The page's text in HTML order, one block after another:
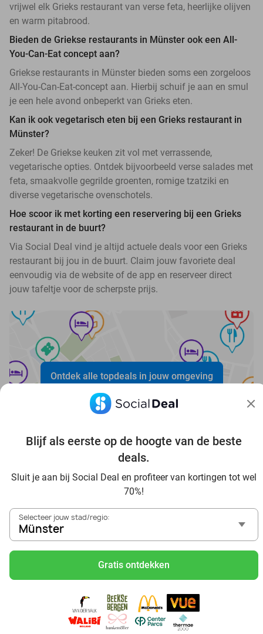
Blijf als eerste op de hoogte van de beste
deals.
Sluit je aan bij Social Deal en profiteer van kortingen tot wel
70%!
Selecteer jouw stad/regio:
Münster
Gratis ontdekken
vrijwel elk Grieks restaurant van verse feta, heerlijke olijven
en warm pitabrood.
Bieden de Griekse restaurants in Münster ook een All-
You-Can-Eat concept aan?
Griekse restaurants in Münster bieden soms een zorgeloos
All-You-Can-Eat-concept aan. Hierbij schuif je aan en smul
je een hele avond onbeperkt van Grieks eten.
Kan ik ook vegetarisch eten bij een Grieks restaurant in
Münster?
Zeker! De Griekse keuken zit vol met verrassende,
vegetarische opties. Ontdek bijvoorbeeld verse salades met
feta, smaakvolle gegrilde groenten, romige tzatziki en
diverse vegetarische ovenschotels.
Hoe scoor ik met korting een reservering bij een Grieks
restaurant in de buurt?
Via Social Deal vind je altijd actuele deals voor een Grieks
restaurant bij jou in de buurt. Claim jouw favoriete deal
eenvoudig via de website of de app en reserveer direct
jouw tafeltje voor de scherpste prijs.
Ontdek alle topdeals in jouw omgeving
Voordelig genieten in Münster: haal deal-inspiratie uit
In die Sauna in Münster und Umgebung
Tagesausflug zum Movie Park Germany mit Rabatt, von
Münster aus
Frühstück & Mittagessen in Münster
Reise von Münster aus und erlebe einen fantastischen Tag
im Freizeitpark Europa-Park
Besuche das Phantasialand von Münster aus und erlebe
einen phantastischen Tagesausflug
Sushi schlemmen in Münster